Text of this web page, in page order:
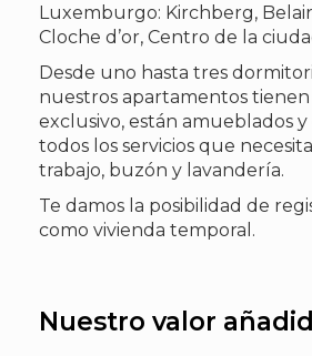
Luxemburgo: Kirchberg,
Cloche d’or, Centro de la
Desde uno hasta tres
nuestros apartamentos
exclusivo, están amueblados
todos los servicios que
trabajo, buzón y lavandería.
Te damos la posibilidad de
como vivienda temporal.
Nuestro valor